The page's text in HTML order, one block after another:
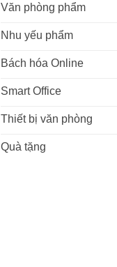
Văn phòng phẩm
Nhu yếu phẩm
Bách hóa Online
Smart Office
Thiết bị văn phòng
Quà tặng